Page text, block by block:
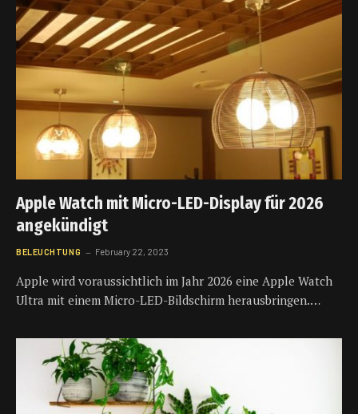
Apple Watch mit Micro-LED-Display für 2026
angekündigt
BELEUCHTUNG February 22, 2023
Apple wird voraussichtlich im Jahr 2026 eine Apple Watch
Ultra mit einem Micro-LED-Bildschirm herausbringen.…